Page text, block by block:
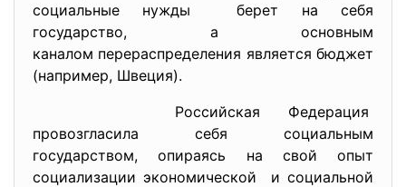
социальные нужды берет на себя
государство, а основным
каналом перераспределения является бюджет
(например, Швеция).
Российская Федерация
провозгласила себя социальным
государством, опираясь на свой опыт
социализации экономической и социальной